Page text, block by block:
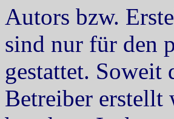
Autors bzw.
sind nur für den
gestattet. Soweit
Betreiber erstellt